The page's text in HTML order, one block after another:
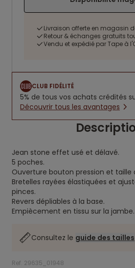
Livraison offerte en magasin
Retour & échanges gratuits
Vendu et expédié par Tape à
CLUB FIDÉLITÉ
5% de tous vos achats crédités
Découvrir tous les avantages
Jean stone effet usé et délavé.
5 poches.
Ouverture bouton pression et taille
Bretelles rayées élastiquées et
pinces.
Revers dépliables à la base.
Empiècement en tissu sur la jambe.
Consultez le guide des tailles
Ref. 29635_01948